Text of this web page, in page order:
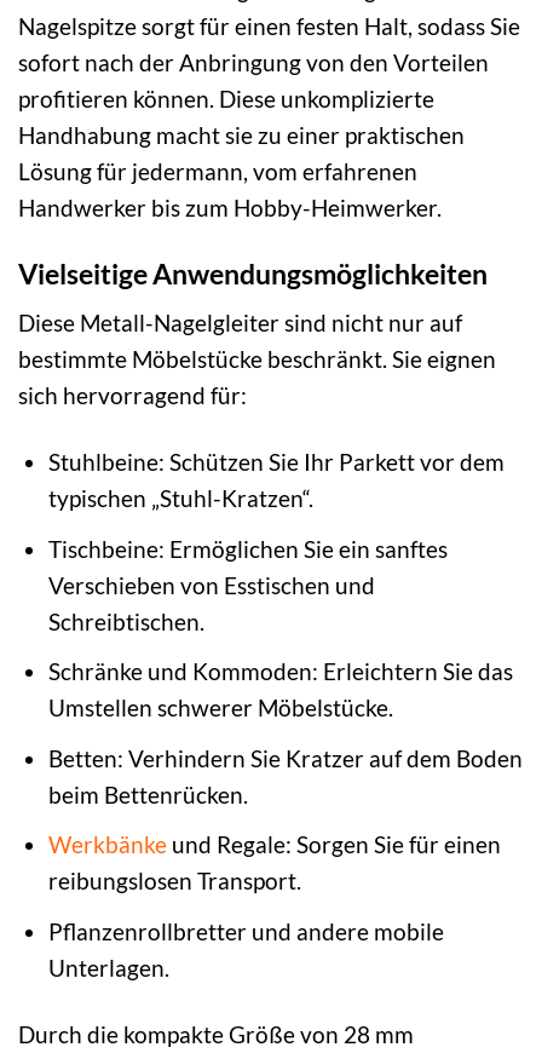
Nagelspitze sorgt für einen festen Halt, sodass Sie
sofort nach der Anbringung von den Vorteilen
profitieren können. Diese unkomplizierte
Handhabung macht sie zu einer praktischen
Lösung für jedermann, vom erfahrenen
Handwerker bis zum Hobby-Heimwerker.
Vielseitige Anwendungsmöglichkeiten
Diese Metall-Nagelgleiter sind nicht nur auf
bestimmte Möbelstücke beschränkt. Sie eignen
sich hervorragend für:
Stuhlbeine: Schützen Sie Ihr Parkett vor dem
typischen „Stuhl-Kratzen“.
Tischbeine: Ermöglichen Sie ein sanftes
Verschieben von Esstischen und
Schreibtischen.
Schränke und Kommoden: Erleichtern Sie das
Umstellen schwerer Möbelstücke.
Betten: Verhindern Sie Kratzer auf dem Boden
beim Bettenrücken.
Werkbänkeund Regale: Sorgen Sie für einen
reibungslosen Transport.
Pflanzenrollbretter und andere mobile
Unterlagen.
Durch die kompakte Größe von 28 mm